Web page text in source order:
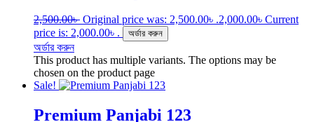
2,500.00৳ Original price was: 2,500.00৳ .2,000.00৳ Current
price is: 2,000.00৳ .
অর্ডার করুন
অর্ডার করুন
This product has multiple variants. The options may be
chosen on the product page
Sale!
Premium Panjabi 123